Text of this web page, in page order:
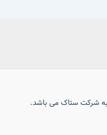
شرکت ستاک می باشد.